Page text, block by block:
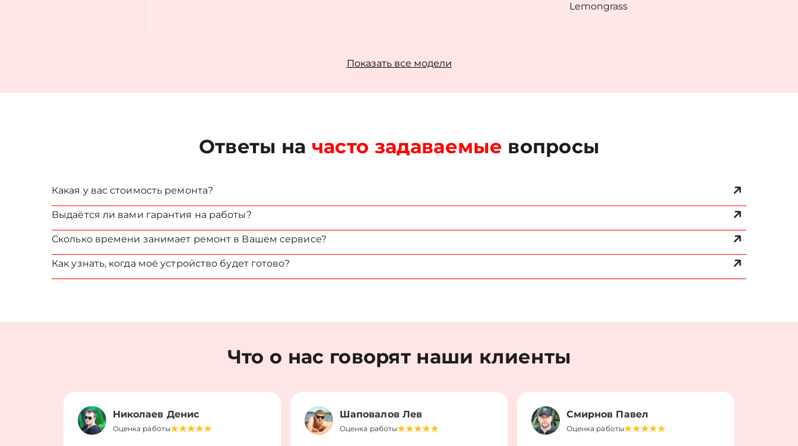
Lemongrass
Показать все модели
Ответы на часто задаваемые вопросы
Какая у вас стоимость ремонта?
Выдаётся ли вами гарантия на работы?
Сколько времени занимает ремонт в Вашем сервисе?
Как узнать, когда моё устройство будет готово?
Что о нас говорят наши клиенты
Николаев Денис
Оценка работы
Шаповалов Лев
Оценка работы
Смирнов Павел
Оценка работы